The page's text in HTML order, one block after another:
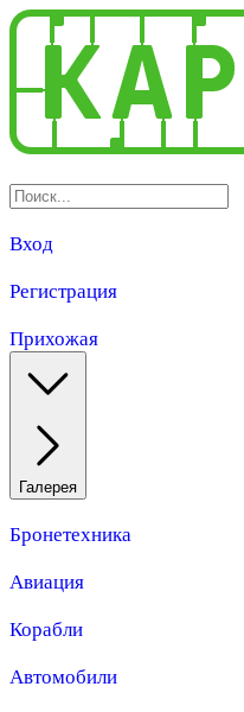
Вход
Регистрация
Прихожая
Галерея
Бронетехника
Авиация
Корабли
Автомобили